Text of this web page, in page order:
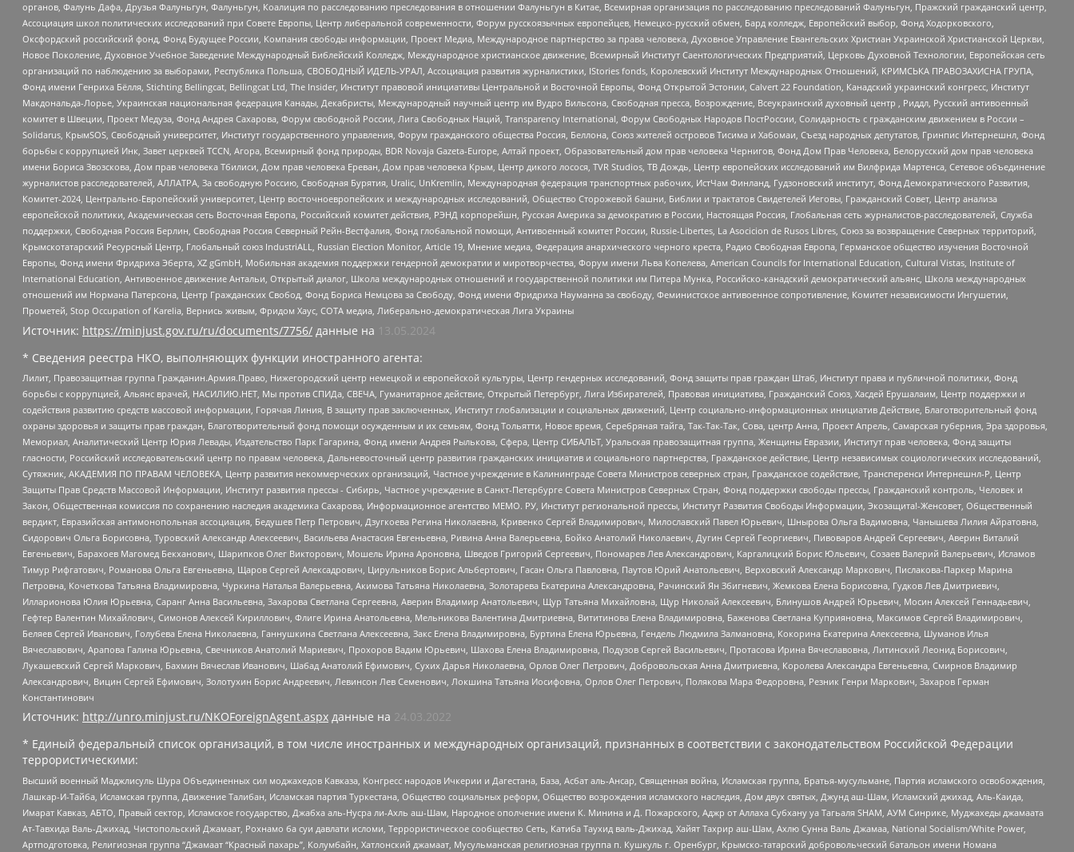
органов, Фалунь Дафа, Друзья Фалуньгун, Фалуньгун, Коалиция по расследованию преследования в отношении Фалуньгун в Китае, Всемирная организация по расследованию преследований Фалуньгун, Пражский гражданский центр,
Ассоциация школ политических исследований при Совете Европы, Центр либеральной современности, Форум русскоязычных европейцев, Немецко-русский обмен, Бард колледж, Европейский выбор, Фонд Ходорковского,
Оксфордский российский фонд, Фонд Будущее России, Компания свободы информации, Проект Медиа, Международное партнерство за права человека, Духовное Управление Евангельских Христиан Украинской Христианской Церкви,
Новое Поколение, Духовное Учебное Заведение Международный Библейский Колледж, Международное христианское движение, Всемирный Институт Саентологических Предприятий, Церковь Духовной Технологии, Европейская сеть
организаций по наблюдению за выборами, Республика Польша, СВОБОДНЫЙ ИДЕЛЬ-УРАЛ, Ассоциация развития журналистики, IStories fonds, Королевский Институт Международных Отношений, КРИМСЬКА ПРАВОЗАХИСНА ГРУПА,
Фонд имени Генриха Бёлля, Stichting Bellingcat, Bellingcat Ltd, The Insider, Институт правовой инициативы Центральной и Восточной Европы, Фонд Открытой Эстонии, Calvert 22 Foundation, Канадский украинский конгресс, Институт
Макдональда-Лорье, Украинская национальная федерация Канады, Декабристы, Международный научный центр им Вудро Вильсона, Свободная пресса, Возрождение, Всеукраинский духовный центр , Риддл, Русский антивоенный
комитет в Швеции, Проект Медуза, Фонд Андрея Сахарова, Форум свободной России, Лига Свободных Наций, Transparеncy International, Форум Свободных Народов ПостРоссии, Солидарность с гражданским движением в России –
Solidarus, КрымSOS, Свободный университет, Институт государственного управления, Форум гражданского общества Россия, Беллона, Союз жителей островов Тисима и Хабомаи, Съезд народных депутатов, Гринпис Интернешнл, Фонд
борьбы с коррупцией Инк, Завет церквей TCCN, Агора, Всемирный фонд природы, BDR Novaja Gazeta-Europe, Алтай проект, Образовательный дом прав человека Чернигов, Фонд Дом Прав Человека, Белорусский дом прав человека
имени Бориса Звозскова, Дом прав человека Тбилиси, Дом прав человека Ереван, Дом прав человека Крым, Центр дикого лосося, TVR Studios, ТВ Дождь, Центр европейских исследований им Вилфрида Мартенса, Сетевое объединение
журналистов расследователей, АЛЛАТРА, За свободную Россию, Свободная Бурятия, Uralic, UnKremlin, Международная федерация транспортных рабочих, ИстЧам Финланд, Гудзоновский институт, Фонд Демократического Развития,
Комитет-2024, Центрально-Европейский университет, Центр восточноевропейских и международных исследований, Общество Сторожевой башни, Библии и трактатов Свидетелей Иеговы, Гражданский Совет, Центр анализа
европейской политики, Академическая сеть Восточная Европа, Российский комитет действия, РЭНД корпорейшн, Русская Америка за демократию в России, Настоящая Россия, Глобальная сеть журналистов-расследователей, Служба
поддержки, Свободная Россия Берлин, Свободная Россия Северный Рейн-Вестфалия, Фонд глобальной помощи, Антивоенный комитет России, Russie-Libertes, La Asocicion de Rusos Libres, Союз за возвращение Северных территорий,
Крымскотатарский Ресурсный Центр, Глобальный союз IndustriALL, Russian Election Monitor, Article 19, Мнение медиа, Федерация анархического черного креста, Радио Свободная Европа, Германское общество изучения Восточной
Европы, Фонд имени Фридриха Эберта, XZ gGmbH, Мобильная академия поддержки гендерной демократии и миротворчества, Форум имени Льва Копелева, American Councils for International Education, Cultural Vistas, Institute of
International Education, Антивоенное движение Антальи, Открытый диалог, Школа международных отношений и государственной политики им Питера Мунка, Российско-канадский демократический альянс, Школа международных
отношений им Нормана Патерсона, Центр Гражданских Свобод, Фонд Бориса Немцова за Свободу, Фонд имени Фридриха Науманна за свободу, Феминистское антивоенное сопротивление, Комитет независимости Ингушетии,
Прометей, Stop Occupation of Karelia, Вернись живым, Фридом Хаус, СОТА медиа, Либерально-демократическая Лига Украины
Источник: https://minjust.gov.ru/ru/documents/7756/ данные на
13.05.2024
* Сведения реестра НКО, выполняющих функции иностранного агента:
Лилит, Правозащитная группа Гражданин.Армия.Право, Нижегородский центр немецкой и европейской культуры, Центр гендерных исследований, Фонд защиты прав граждан Штаб, Институт права и публичной политики, Фонд
борьбы с коррупцией, Альянс врачей, НАСИЛИЮ.НЕТ, Мы против СПИДа, СВЕЧА, Гуманитарное действие, Открытый Петербург, Лига Избирателей, Правовая инициатива, Гражданский Союз, Хасдей Ерушалаим, Центр поддержки и
содействия развитию средств массовой информации, Горячая Линия, В защиту прав заключенных, Институт глобализации и социальных движений, Центр социально-информационных инициатив Действие, Благотворительный фонд
охраны здоровья и защиты прав граждан, Благотворительный фонд помощи осужденным и их семьям, Фонд Тольятти, Новое время, Серебряная тайга, Так-Так-Так, Сова, центр Анна, Проект Апрель, Самарская губерния, Эра здоровья,
Мемориал, Аналитический Центр Юрия Левады, Издательство Парк Гагарина, Фонд имени Андрея Рылькова, Сфера, Центр СИБАЛЬТ, Уральская правозащитная группа, Женщины Евразии, Институт прав человека, Фонд защиты
гласности, Российский исследовательский центр по правам человека, Дальневосточный центр развития гражданских инициатив и социального партнерства, Гражданское действие, Центр независимых социологических исследований,
Сутяжник, АКАДЕМИЯ ПО ПРАВАМ ЧЕЛОВЕКА, Центр развития некоммерческих организаций, Частное учреждение в Калининграде Совета Министров северных стран, Гражданское содействие, Трансперенси Интернешнл-Р, Центр
Защиты Прав Средств Массовой Информации, Институт развития прессы - Сибирь, Частное учреждение в Санкт-Петербурге Совета Министров Северных Стран, Фонд поддержки свободы прессы, Гражданский контроль, Человек и
Закон, Общественная комиссия по сохранению наследия академика Сахарова, Информационное агентство МЕМО. РУ, Институт региональной прессы, Институт Развития Свободы Информации, Экозащита!-Женсовет, Общественный
вердикт, Евразийская антимонопольная ассоциация, Бедушев Петр Петрович, Дзугкоева Регина Николаевна, Кривенко Сергей Владимирович, Милославский Павел Юрьевич, Шнырова Ольга Вадимовна, Чанышева Лилия Айратовна,
Сидорович Ольга Борисовна, Туровский Александр Алексеевич, Васильева Анастасия Евгеньевна, Ривина Анна Валерьевна, Бойко Анатолий Николаевич, Дугин Сергей Георгиевич, Пивоваров Андрей Сергеевич, Аверин Виталий
Евгеньевич, Барахоев Магомед Бекханович, Шарипков Олег Викторович, Мошель Ирина Ароновна, Шведов Григорий Сергеевич, Пономарев Лев Александрович, Каргалицкий Борис Юльевич, Созаев Валерий Валерьевич, Исламов
Тимур Рифгатович, Романова Ольга Евгеньевна, Щаров Сергей Алексадрович, Цирульников Борис Альбертович, Гасан Ольга Павловна, Паутов Юрий Анатольевич, Верховский Александр Маркович, Пислакова-Паркер Марина
Петровна, Кочеткова Татьяна Владимировна, Чуркина Наталья Валерьевна, Акимова Татьяна Николаевна, Золотарева Екатерина Александровна, Рачинский Ян Збигневич, Жемкова Елена Борисовна, Гудков Лев Дмитриевич,
Илларионова Юлия Юрьевна, Саранг Анна Васильевна, Захарова Светлана Сергеевна, Аверин Владимир Анатольевич, Щур Татьяна Михайловна, Щур Николай Алексеевич, Блинушов Андрей Юрьевич, Мосин Алексей Геннадьевич,
Гефтер Валентин Михайлович, Симонов Алексей Кириллович, Флиге Ирина Анатольевна, Мельникова Валентина Дмитриевна, Вититинова Елена Владимировна, Баженова Светлана Куприяновна, Максимов Сергей Владимирович,
Беляев Сергей Иванович, Голубева Елена Николаевна, Ганнушкина Светлана Алексеевна, Закс Елена Владимировна, Буртина Елена Юрьевна, Гендель Людмила Залмановна, Кокорина Екатерина Алексеевна, Шуманов Илья
Вячеславович, Арапова Галина Юрьевна, Свечников Анатолий Мариевич, Прохоров Вадим Юрьевич, Шахова Елена Владимировна, Подузов Сергей Васильевич, Протасова Ирина Вячеславовна, Литинский Леонид Борисович,
Лукашевский Сергей Маркович, Бахмин Вячеслав Иванович, Шабад Анатолий Ефимович, Сухих Дарья Николаевна, Орлов Олег Петрович, Добровольская Анна Дмитриевна, Королева Александра Евгеньевна, Смирнов Владимир
Александрович, Вицин Сергей Ефимович, Золотухин Борис Андреевич, Левинсон Лев Семенович, Локшина Татьяна Иосифовна, Орлов Олег Петрович, Полякова Мара Федоровна, Резник Генри Маркович, Захаров Герман
Константинович
Источник: http://unro.minjust.ru/NKOForeignAgent.aspx данные на 24.03.2022
* Единый федеральный список организаций, в том числе иностранных и международных организаций, признанных в соответствии с законодательством Российской Федерации
террористическими:
Высший военный Маджлисуль Шура Объединенных сил моджахедов Кавказа, Конгресс народов Ичкерии и Дагестана, База, Асбат аль-Ансар, Священная война, Исламская группа, Братья-мусульмане, Партия исламского освобождения,
Лашкар-И-Тайба, Исламская группа, Движение Талибан, Исламская партия Туркестана, Общество социальных реформ, Общество возрождения исламского наследия, Дом двух святых, Джунд аш-Шам, Исламский джихад, Аль-Каида,
Имарат Кавказ, АБТО, Правый сектор, Исламское государство, Джабха аль-Нусра ли-Ахль аш-Шам, Народное ополчение имени К. Минина и Д. Пожарского, Аджр от Аллаха Субхану уа Тагьаля SHAM, АУМ Синрике, Муджахеды джамаата
Ат-Тавхида Валь-Джихад, Чистопольский Джамаат, Рохнамо ба суи давлати исломи, Террористическое сообщество Сеть, Катиба Таухид валь-Джихад, Хайят Тахрир аш-Шам, Ахлю Сунна Валь Джамаа, National Socialism/White Power,
Артподготовка, Религиозная группа “Джамаат “Красный пахарь”, Колумбайн, Хатлонский джамаат, Мусульманская религиозная группа п. Кушкуль г. Оренбург, Крымско-татарский добровольческий батальон имени Номана